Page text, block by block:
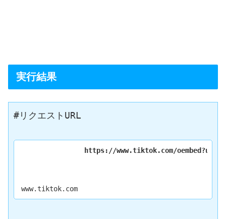
実行結果
#リクエストURL
https://www.tiktok.com/
www.tiktok.com